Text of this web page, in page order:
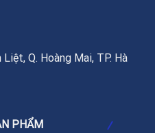
Q. Hoàng Mai, TP. Hà
PHẨM